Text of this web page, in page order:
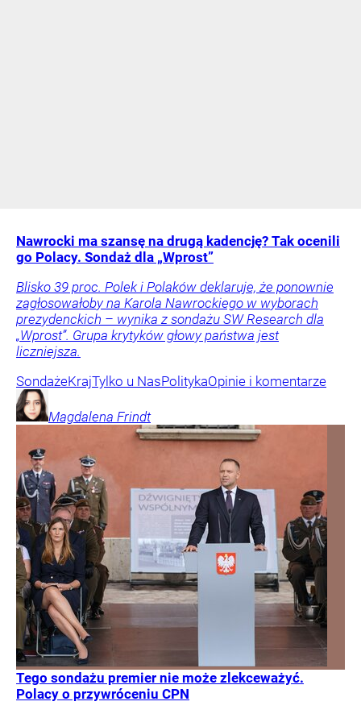
Nawrocki ma szansę na drugą kadencję? Tak ocenili
go Polacy. Sondaż dla „Wprost”
Blisko 39 proc. Polek i Polaków deklaruje, że ponownie
zagłosowałoby na Karola Nawrockiego w wyborach
prezydenckich – wynika z sondażu SW Research dla
„Wprost”. Grupa krytyków głowy państwa jest
liczniejsza.
SondażeKrajTylko u NasPolitykaOpinie i komentarze
Magdalena Frindt
Tego sondażu premier nie może zlekceważyć.
Polacy o przywróceniu CPN